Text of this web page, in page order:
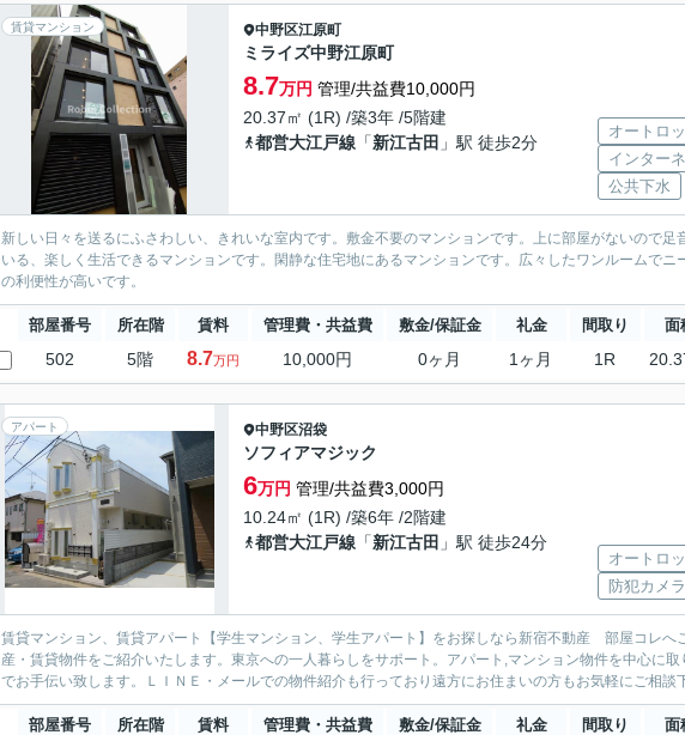
賃貸マンション 中野区江原町
ミライズ中野江原町
8.7万円 管理/共益費10,000円
20.37㎡ (1R) /築3年 /5階建
都営大江戸線 「新江古田 」駅 徒歩2分
オートロ
インター
公共下水
新しい日々を送るにふさわしい、きれいな室内です。敷金不要のマンションです。上に部屋がないので
いる、楽しく生活できるマンションです。閑静な住宅地にあるマンションです。広々したワンルームで
の利便性が高いです。
部屋番号 所在階 賃料 管理費・共益費 敷金/保証金 礼金 間取り 面
502 5階 8.7万円 10,000円 0ヶ月 1ヶ月 1R
アパート 中野区沼袋
ソフィアマジック
6万円 管理/共益費3,000円
10.24㎡ (1R) /築6年 /2階建
都営大江戸線 「新江古田 」駅 徒歩24分
オートロ
防犯カメラ
賃貸マンション、賃貸アパート【学生マンション、学生アパート】をお探しなら新宿不動産 部屋コレへ
産・賃貸物件をご紹介いたします。東京への一人暮らしをサポート。アパート,マンション物件を中心に取り扱っています。 納得
部屋番号 所在階 賃料 管理費・共益費 敷金/保証金 礼金 間取り 面